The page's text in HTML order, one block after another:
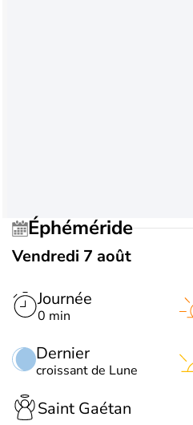
Éphéméride
Vendredi 7 août
Journée
0 min
Dernier
croissant de Lune
Saint Gaétan